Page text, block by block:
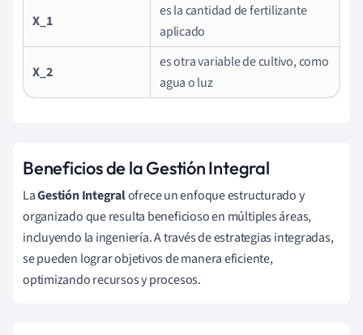
X_1
es la cantidad de fertilizante
aplicado
X_2
es otra variable de cultivo, como
agua o luz
Beneficios de la Gestión Integral
LaGestión Integralofrece un enfoque estructurado y
organizado que resulta beneficioso en múltiples áreas,
incluyendo la ingeniería. A través de estrategias integradas,
se pueden lograr objetivos de manera eficiente,
optimizando recursos y procesos.